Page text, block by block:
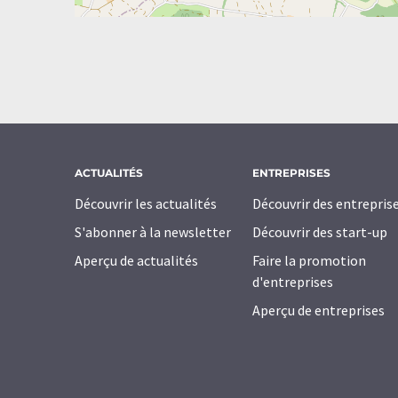
ACTUALITÉS
Découvrir les actualités
S'abonner à la newsletter
Aperçu de actualités
ENTREPRISES
Découvrir des
Découvrir des start-up
Faire la promotion
d'entreprises
Aperçu de entreprises